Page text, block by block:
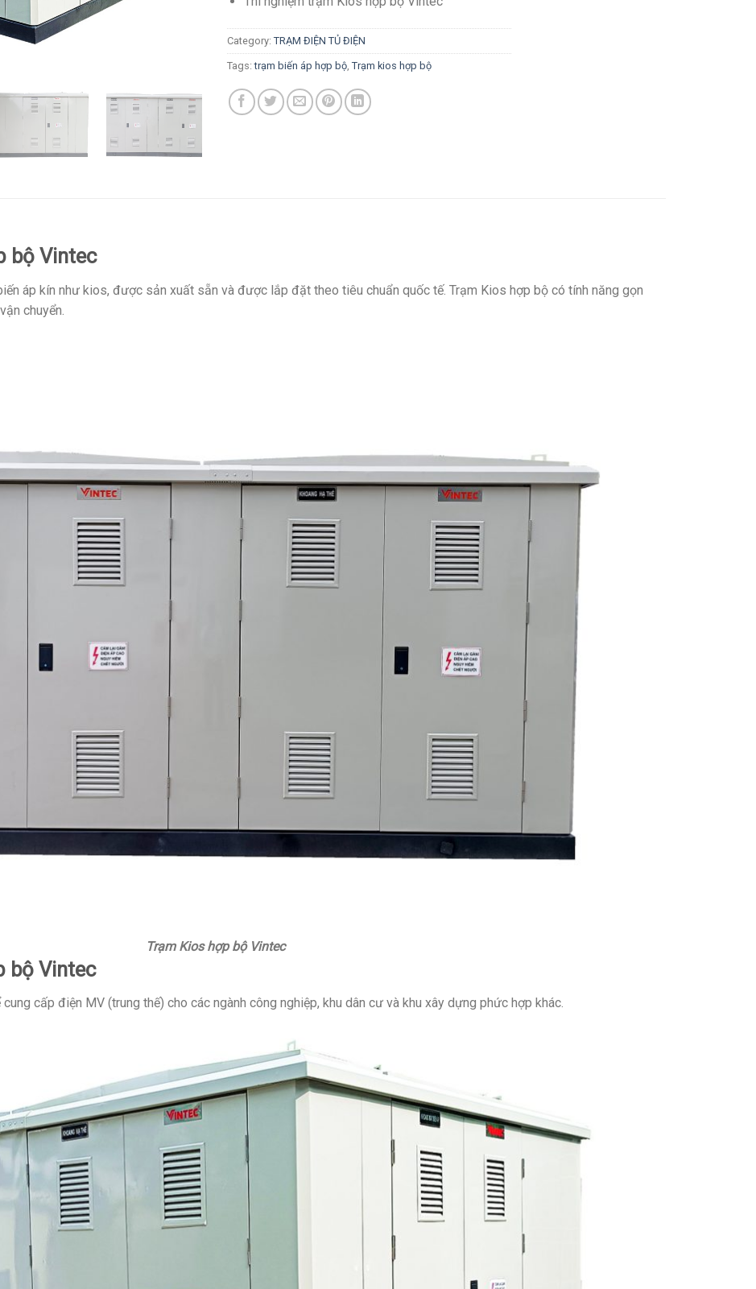
Category: TRẠM ĐIỆN TỦ ĐIỆN
Tags:trạm biến áp hợp bộ Trạm kios hợp bộ
bộ Vintec
áp kín như kios, được sản xuất sẵn và được lắp đặt theo tiêu chuẩn quốc tế. Trạm Kios hợp bộ có tính năng gọn
chuyển.
Trạm Kios hợp bộ Vintec
bộ Vintec
cấp điện MV (trung thế) cho các ngành công nghiệp, khu dân cư và khu xây dựng phức hợp khác.